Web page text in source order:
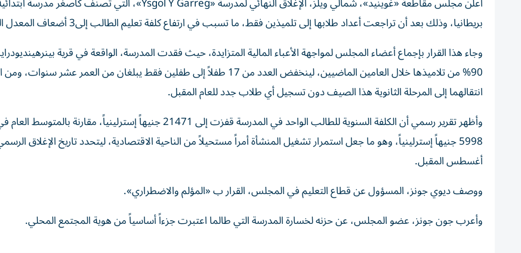
بريطانيا، وذلك بعد أن تراجعت أعداد طلابها إلى تلميذين فقط، ما تسبب في ارتفاع كلفة تعليم الطالب إلى3 أضعاف المعدل الوطني.
وجاء هذا القرار بإجماع أعضاء المجلس لمواجهة الأعباء المالية المتزايدة، حيث فقدت المدرسة، الواقعة في قرية
90% من تلاميذها خلال العامين الماضيين، لينخفض العدد من 17 طفلاً إلى طفلين فقط يبلغان من العمر عشر
انتقالهما إلى المرحلة الثانوية هذا الصيف دون تسجيل أي طلاب جدد للعام المقبل.
وأظهر تقرير رسمي أن الكلفة السنوية للطالب الواحد في المدرسة قفزت إلى 21471 جنيهاً إسترلينياً،
أغسطس المقبل.
ووصف ديوي جونز، المسؤول عن قطاع التعليم في المجلس، القرار ب «المؤلم والاضطراري».
وأعرب جون جونز، عضو المجلس، عن حزنه لخسارة المدرسة التي طالما اعتبرت جزءاً أساسياً من هوية المجتمع المحلي.